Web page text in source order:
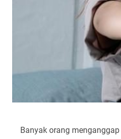
Banyak orang